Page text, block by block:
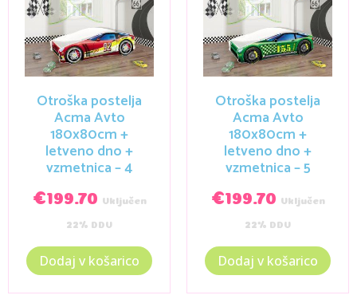
Otroška postelja
Acma Avto
180x80cm +
letveno dno +
vzmetnica – 4
€ 199.70 Vključen
22% DDV
Dodaj v košarico
Otroška postelja
Acma Avto
180x80cm +
letveno dno +
vzmetnica – 5
€ 199.70 Vključen
22% DDV
Dodaj v košarico